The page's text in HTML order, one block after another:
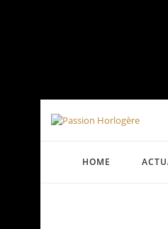
HOME